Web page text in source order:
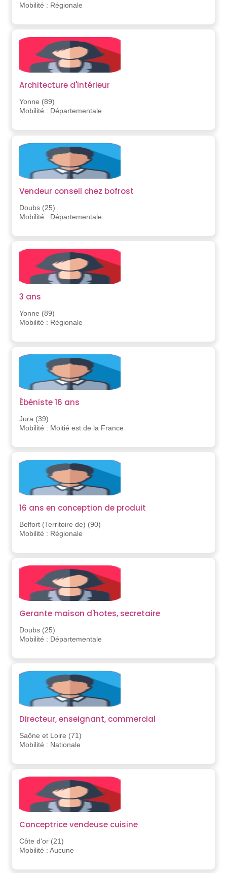
Mobilité : Régionale
Architecture d'intérieur
Yonne (89)
Mobilité : Départementale
Vendeur conseil chez bofrost
Doubs (25)
Mobilité : Départementale
3 ans
Yonne (89)
Mobilité : Régionale
Ébéniste 16 ans
Jura (39)
Mobilité : Moitié est de la France
16 ans en conception de produit
Belfort (Territoire de) (90)
Mobilité : Régionale
Gerante maison d'hotes, secretaire
Doubs (25)
Mobilité : Départementale
Directeur, enseignant, commercial
Saône et Loire (71)
Mobilité : Nationale
Conceptrice vendeuse cuisine
Côte d'or (21)
Mobilité : Aucune